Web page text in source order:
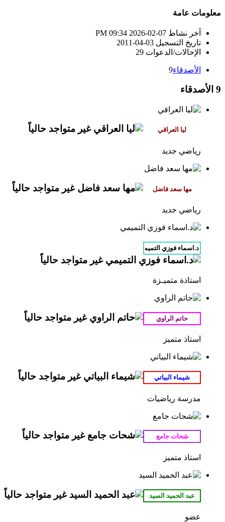
معلومات عامة
آخر نشاط 07-02-2026
09:34 PM
تاريخ التسجيل 03-04-2011
الإحالات/الدعوات 29
الأصدقاء9
9 الأصدقاء
رياضي جديد
رياضي جديد
استاذة متميـزة
استاذ متميز
مدرسة رياضيات
استاذ متميز
عضو